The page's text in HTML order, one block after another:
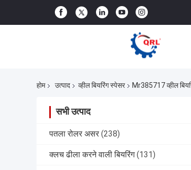
होम उत्पाद व्हील बियरिंग स्पेसर Mr385717 व्हील
सभी उत्पाद
पतला रोलर असर (238)
क्लच ढीला करने वाली बियरिंग (131)